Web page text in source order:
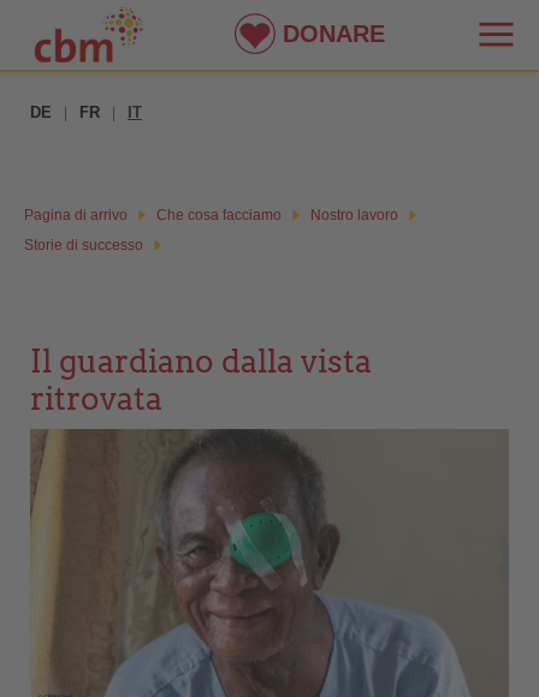
DE FR IT
Pagina di arrivo Che cosa facciamo
Nostro lavoro
Storie di successo
Il guardiano dalla vista
ritrovata
DONARE